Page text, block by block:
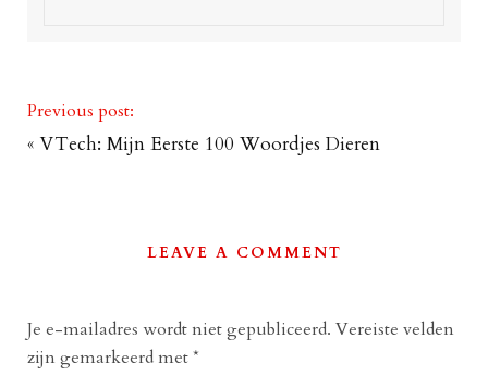
Previous post:
« VTech: Mijn Eerste 100 Woordjes Dieren
LEAVE A COMMENT
Je e-mailadres wordt niet gepubliceerd. Vereiste velden
zijn gemarkeerd met*